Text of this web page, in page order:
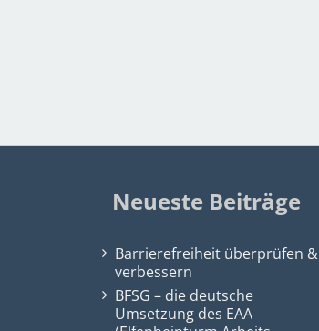
Neueste Beiträge
Barrierefreiheit überprüfen &
verbessern
BFSG – die deutsche
Umsetzung des EAA